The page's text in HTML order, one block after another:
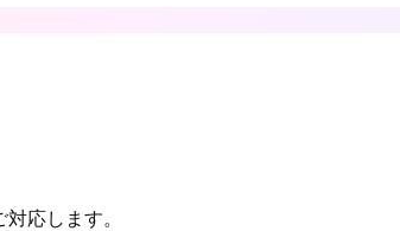
応します。